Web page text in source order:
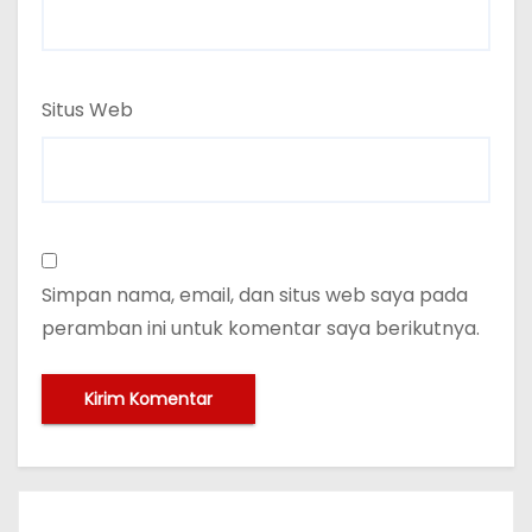
Situs Web
Simpan nama, email, dan situs web saya pada
peramban ini untuk komentar saya berikutnya.